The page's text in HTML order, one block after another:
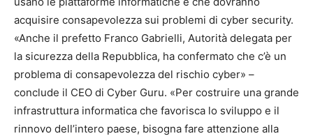
acquisire consapevolezza sui problemi di cyber security.
«Anche il prefetto Franco Gabrielli, Autorità delegata per
la sicurezza della Repubblica, ha confermato che c’è un
problema di consapevolezza del rischio cyber» –
conclude il CEO di Cyber Guru. «Per costruire una grande
infrastruttura informatica che favorisca lo sviluppo e il
rinnovo dell’intero paese, bisogna fare attenzione alla